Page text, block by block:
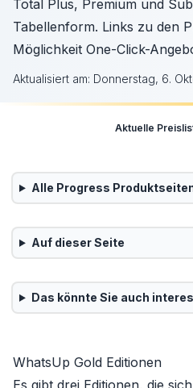
Total Plus, Premium und
Tabellenform. Links zu den
Möglichkeit One-Click-
Aktualisiert am: Donnerstag, 6.
Aktuelle
Alle Progress
Auf dieser Seite
Das könnte Sie auch
WhatsUp Gold Editionen
Es gibt drei Editionen, die